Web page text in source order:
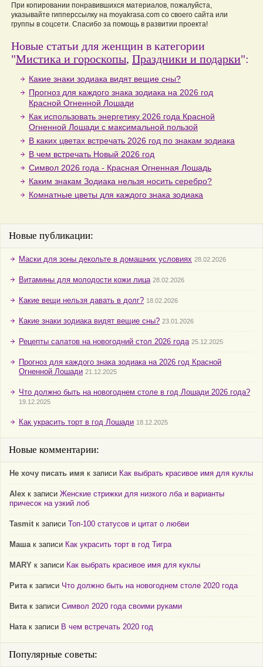
При копировании понравившихся материалов, пожалуйста,
указывайте гипперссылку на moyakrasa.com со своего сайта или
группы в соцсети. Спасибо за помощь в развитии проекта!
Новые статьи для женщин в категории
"Мистика и гороскопы, Праздники и подарки":
Какие знаки зодиака видят вещие сны?
Прогноз для каждого знака зодиака на 2026 год
Красной Огненной Лошади
Как использовать энергетику 2026 года Красной
Огненной Лошади с максимальной пользой
В каких цветах встречать 2026 год по знакам зодиака
В чем встречать Новый 2026 год
Символ 2026 года - Красная Огненная Лошадь
Каким знакам Зодиака нельзя носить серебро?
Комнатные цветы для каждого знака зодиака
Новые публикации:
Маски для зоны декольте в домашних условиях 28.02.2026
Витамины для молодости кожи лица 28.02.2026
Какие вещи нельзя давать в долг? 18.02.2026
Какие знаки зодиака видят вещие сны? 23.01.2026
Рецепты салатов на новогодний стол 2026 года 25.12.2025
Прогноз для каждого знака зодиака на 2026 год Красной
Огненной Лошади 21.12.2025
Что должно быть на новогоднем столе в год Лошади 2026 года?
19.12.2025
Как украсить торт в год Лошади 18.12.2025
Новые комментарии:
Не хочу писать имя к записи Как выбрать красивое имя для куклы
Alex к записи Женские стрижки для низкого лба и варианты
причесок на узкий лоб
Tasmit к записи Топ-100 статусов и цитат о любви
Машак записи Как украсить торт в год Тигра
MARY к записи Как выбрать красивое имя для куклы
Ритак записи Что должно быть на новогоднем столе 2020 года
Витак записи Символ 2020 года своими руками
Натак записи В чем встречать 2020 год
Популярные советы: